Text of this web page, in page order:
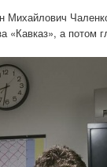
Михайлович
«Кавказ», а потом